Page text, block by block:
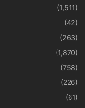
(1,511)
(42)
(263)
(1,870)
(758)
(226)
(61)